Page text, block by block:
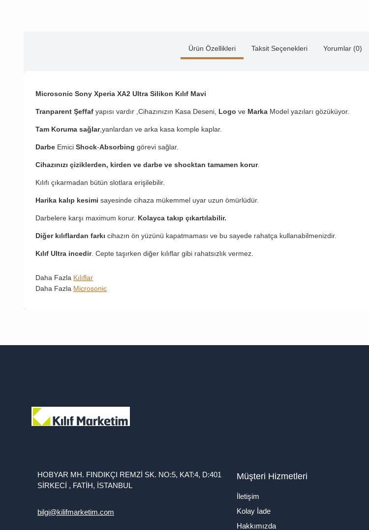
Ürün Özellikleri Taksit Seçenekleri Yorumlar (0)
Microsonic Sony Xperia XA2 Ultra​ Silikon Kılıf Mavi
Tranparent Şeffaf yapısı vardır ,Cihazınızın Kasa Deseni, Logo ve Marka Model yazıları gözüküyor.
Tam Koruma sağlar,yanlardan ve arka kasa komple kaplar.
Darbe Emici Shock-Absorbing görevi sağlar.
Cihazınızı çiziklerden, kirden ve darbe ve shocktan tamamen korur.
Kılıfı çıkarmadan bütün slotlara erişilebilir.
Harika kalıp kesimi sayesinde cihaza mükemmel uyar uzun ömürlüdür.
Darbelere karşı maximum korur. Kolayca takıp çıkartılabilir.
Diğer kılıflardan farkı cihazın ön yüzünü kapatmaması ve bu sayede rahatça kullanabilmenizdir.
Kılıf Ultra incedir. Cepte taşırken diğer kılıflar gibi rahatsızlık vermez.
Daha Fazla Kılıflar
Daha Fazla Microsonic
HOBYAR MH. FINDIKÇI REMZİ SK. NO:5, KAT:4, D:401
SİRKECİ , FATİH, İSTANBUL
bilgi@kilifmarketim.com
Müşteri Hizmetleri
İletişim
Kolay İade
Hakkımızda